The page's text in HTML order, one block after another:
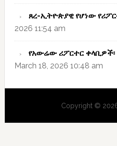
ጸረ-ኢትዮጵያዊ የሆነው
2026 11:54 am
የአውሬው ሪፖርተር
March 18, 2026 10:48 am
Copyright ©